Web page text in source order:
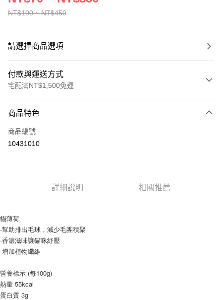
NT$100 ~ NT$450
請選擇商品選項
付款與運送方式
宅配滿NT$1,500免運
信用卡一次付款
LINE Pay
AFTEE先享後付
【關於「AFTEE先享後付」】
便利好安心！
１．簡單：不需註冊會員、不需綁卡、不需儲值。
２．便利：只要手機號碼，簡訊認證，即可結帳。
【「AFTEE先享後付」結帳流程】
１．於結帳方式選擇「AFTEE先享後付」後，將跳轉至「AFTEE先享後付」
結帳頁面，進行簡訊認證並確認金額後，即可完成結帳。
ATM付款
運送方式
每筆NT$110，滿NT$1,500(含以上)免運費
外島配送（黑貓宅急便－澎湖、金門、馬祖、綠島）
商品特色
商品編號
10431010
詳細說明 相關推薦
貓薄荷
-幫助排出毛球，減少毛團積聚
-香濃滋味讓貓咪紓壓
-增加植物纖維
營養標示 (每100g)
熱量 55kcal
蛋白質 3g